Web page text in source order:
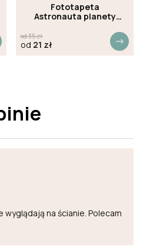
Fototapeta
Astronauta planety
od35zł
od 21 zł
na ścianie. Polecam